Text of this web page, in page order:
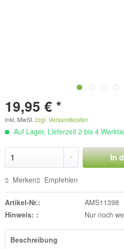
19,95 € *
inkl. MwSt. zzgl. Versandkosten
Auf Lager, Lieferzeit 2 bis 4
In
Merken Empfehlen
Artikel-Nr.:
AMS11398
Hinweis: :
Nur noch
Beschreibung